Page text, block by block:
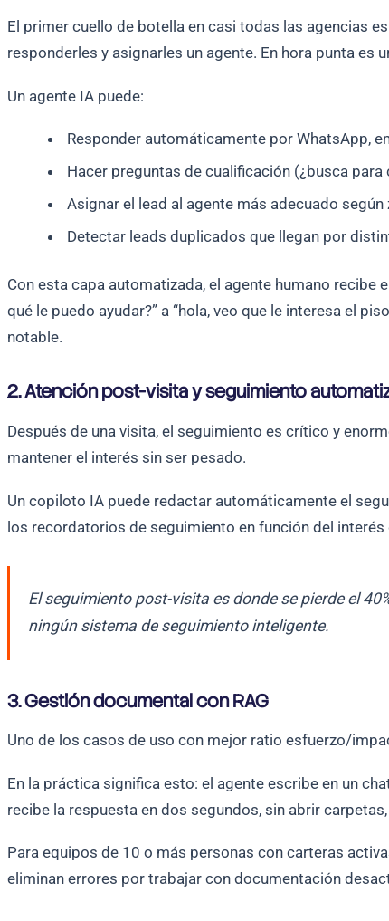
El primer cuello de botella en casi todas las agencias
responderles y asignarles un agente. En hora punta es
Un agente IA puede:
Responder automáticamente por WhatsApp,
Hacer preguntas de cualificación (¿busca
Asignar el lead al agente más adecuado
Detectar leads duplicados que llegan por
Con esta capa automatizada, el agente humano recibe
qué le puedo ayudar?” a “hola, veo que le interesa el
notable.
2. Atención post-visita y seguimiento
Después de una visita, el seguimiento es crítico y
mantener el interés sin ser pesado.
Un copiloto IA puede redactar automáticamente el
los recordatorios de seguimiento en función del
El seguimiento post-visita es donde se pierde el
ningún sistema de seguimiento inteligente.
3. Gestión documental con RAG
Uno de los casos de uso con mejor ratio esfuerzo/
En la práctica significa esto: el agente escribe en un
recibe la respuesta en dos segundos, sin abrir
Para equipos de 10 o más personas con carteras
eliminan errores por trabajar con documentación